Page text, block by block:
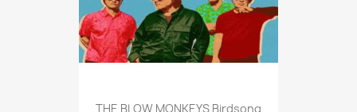
THE BLOW MONKEYS Birdsong